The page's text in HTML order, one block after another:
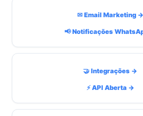
✉ Email Marketing →
📢 Notificações
🤝 Integrações →
⚡ API Aberta →